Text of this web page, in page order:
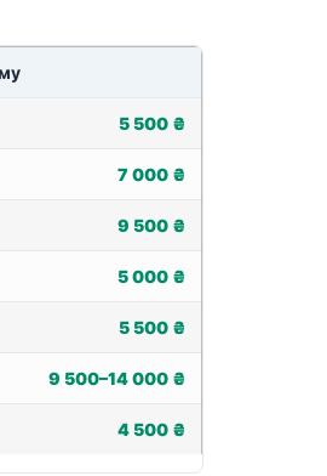
5 500 ₴
7 000 ₴
9 500 ₴
5 000 ₴
5 500 ₴
9 500–14 000 ₴
4 500 ₴